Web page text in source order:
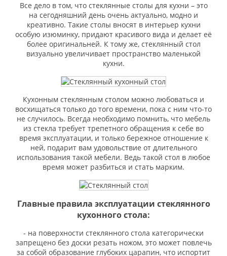
Все дело в том, что стеклянные столы для кухни – это
на сегодняшний день очень актуально, модно и
креативно. Такие столы вносят в интерьер кухни
особую изюминку, придают красивого вида и делает её
более оригинальней. К тому же, стеклянный стол
визуально увеличивает пространство маленькой
кухни.
Кухонным стеклянным столом можно любоваться и
восхищаться только до того времени, пока с ним что-то
не случилось. Всегда необходимо помнить, что мебель
из стекла требует трепетного обращения к себе во
время эксплуатации, и только бережное отношение к
ней, подарит вам удовольствие от длительного
использования такой мебели. Ведь такой стол в любое
время может разбиться и стать марким.
Главные правила эксплуатации стеклянного
кухонного стола:
- на поверхности стеклянного стола категорически
запрещено без доски резать ножом, это может повлечь
за собой образование глубоких царапин, что испортит